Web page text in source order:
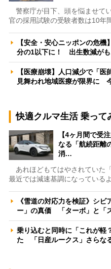
警察庁が目下、頭を悩ませて
官の採用試験の受験者数は10年
【安全・安心ニッポンの危
分の1以下に！ 出生数減が
【医療崩壊】人口減少で「
見舞われ地域医療が限界に
快適クルマ生活 乗って
【4ヶ月間で受
なる「航続距離
消…
あれほどもてはやされていた
最近では減速基調になっている
《雪道の対応力を検証》シ
ー」の真価 「ターボ」と「
乗り込むと同時に「これが軽
た 「日産ルークス」さらな